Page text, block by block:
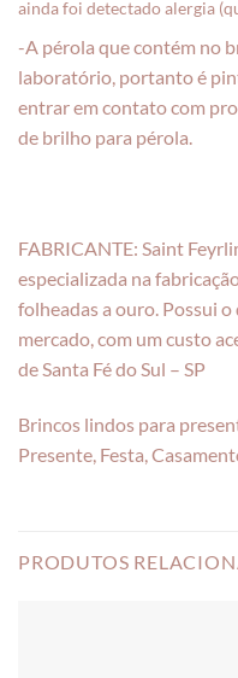
ainda foi detectado alergia
-A pérola que contém no
laboratório, portanto é
entrar em contato com
de brilho para pérola.
FABRICANTE: Saint
especializada na
folheadas a ouro. Possui
mercado, com um custo
de Santa Fé do Sul – SP
Brincos lindos para
Presente, Festa,
PRODUTOS